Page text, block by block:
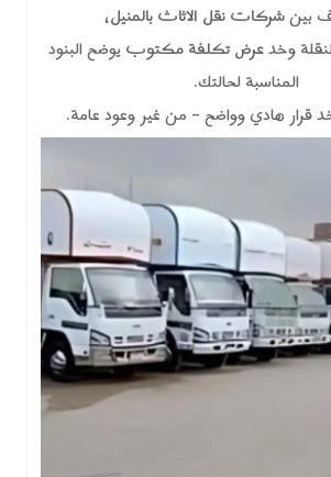
بينشركات نقل الاثاث بالمنيل،
وخدعرض تكلفة مكتوبيوضح البنود
المناسبة لحالتك.
قرار هادي وواضح – من غير وعود عامة.